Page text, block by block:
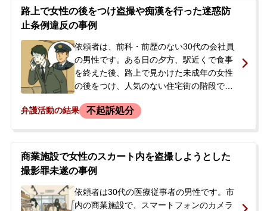
消去しました。過去にも駅の階段で同様の
盗撮行為を繰り返していましたが、発覚し
そうになったのは今回が初めてでした。依
頼者に前科前歴はなく、今後逮捕されるの
ではないか、どう対応すべきかと強い不安
を感じ、事件から数日後に当事務所へ相談
に来られました。
路上で女性の後をつけ盗撮や痴漢を行った迷惑防
止条例違反の事例
依頼者は、前科・前歴のない30代の会社員
の男性です。ある日の夕方、駅近くで食事
を終えた後、路上で見かけた未成年の女性
の後をつけ、人気のない住宅街の階段で、
帯電話で盗撮し、さらに下着の上から臀部
を訪れ、防犯カメラの映像を基に任意で取
調べを受けました。依頼者は事実を認めた
ため、逮捕はされず在宅事件として捜査が
進められることになりました。この際、携
帯電話は押収されています。警察から勤務
弁護活動の結果 不起訴処分
商業施設で女性のスカート内を盗撮しようとした
撮影罪未遂の事例
依頼者は30代の医療従事者の男性です。市
内の商業施設で、スマートフォンのカメラ